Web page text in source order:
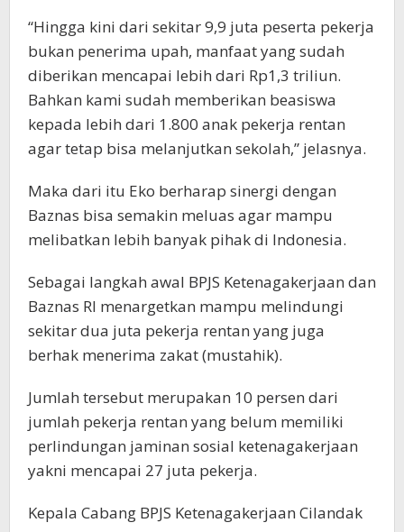
“Hingga kini dari sekitar 9,9 juta peserta pekerja
bukan penerima upah, manfaat yang sudah
diberikan mencapai lebih dari Rp1,3 triliun.
Bahkan kami sudah memberikan beasiswa
kepada lebih dari 1.800 anak pekerja rentan
agar tetap bisa melanjutkan sekolah,” jelasnya.
Maka dari itu Eko berharap sinergi dengan
Baznas bisa semakin meluas agar mampu
melibatkan lebih banyak pihak di Indonesia.
Sebagai langkah awal BPJS Ketenagakerjaan dan
Baznas RI menargetkan mampu melindungi
sekitar dua juta pekerja rentan yang juga
berhak menerima zakat (mustahik).
Jumlah tersebut merupakan 10 persen dari
jumlah pekerja rentan yang belum memiliki
perlindungan jaminan sosial ketenagakerjaan
yakni mencapai 27 juta pekerja.
Kepala Cabang BPJS Ketenagakerjaan Cilandak